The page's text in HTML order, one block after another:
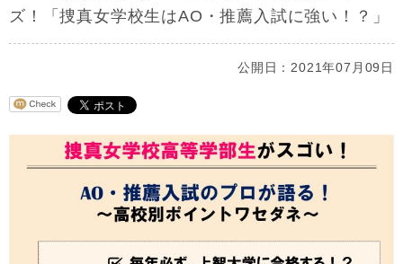
ズ！「捜真女学校生はAO・推薦入試に強い！？」
公開日：2021年07月09日